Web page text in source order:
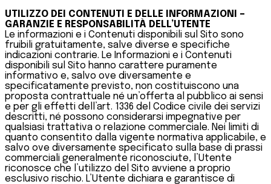
UTILIZZO DEI CONTENUTI E DELLE INFORMAZIONI –
GARANZIE E RESPONSABILITÀ DELL’UTENTE
Le informazioni e i Contenuti disponibili sul Sito sono
fruibili gratuitamente, salve diverse e specifiche
indicazioni contrarie. Le Informazioni e i Contenuti
disponibili sul Sito hanno carattere puramente
informativo e, salvo ove diversamente e
specificatamente previsto, non costituiscono una
proposta contrattuale né un’offerta al pubblico ai sensi
e per gli effetti dell’art. 1336 del Codice civile dei servizi
descritti, né possono considerarsi impegnative per
qualsiasi trattativa o relazione commerciale. Nei limiti di
quanto consentito dalla vigente normativa applicabile, e
salvo ove diversamente specificato sulla base di prassi
commerciali generalmente riconosciute, l’Utente
riconosce che l’utilizzo del Sito avviene a proprio
esclusivo rischio. L’Utente dichiara e garantisce di